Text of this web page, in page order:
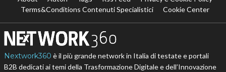
Terms&Conditions Contenuti Specialistici
Cookie Center
Nextwork360 è il più grande network in Italia di testate e portali
B2B dedicati ai temi della Trasformazione Digitale e dell’Innovazione